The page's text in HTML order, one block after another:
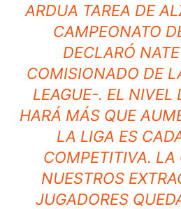
ARDUA TAREA DE
CAMPEONATO
DECLARÓ
COMISIONADO DE
LEAGUE-. EL NIVEL
HARÁ MÁS QUE
LA LIGA ES
COMPETITIVA. LA
NUESTROS
JUGADORES